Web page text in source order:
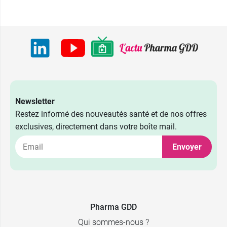
Newsletter
Restez informé des nouveautés santé et de nos offres
exclusives, directement dans votre boîte mail.
Envoyer
Pharma GDD
Qui sommes-nous ?